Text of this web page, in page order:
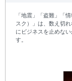
「地震」「盗難」「
スク）」は、数え切
にビジネスを止めな
す。